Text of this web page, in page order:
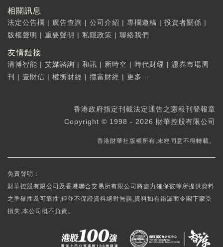
相關訊息
法定公告欄 | 廣告查詢 | 公司介紹 | 專欄邀稿 | 投資者關係 |
版權聲明 | 重要聲明 | 私隱政策 | 聯絡我們
友情鏈接
清博智能 | 艾媒諮詢 | 和訊 | 新時空 | 時代財經 | 證券市場周
刊
| 壹財信 | 權衡財經 | 攬富財經 | 更多...
香港政府指定刊載法定通告之憲報刊登報章
Copyright © 1998 - 2026 財華控股有限公司
香港財華社版權所有,未經同意不得轉載。
免責聲明：
財華控股有限公司及香港聯合交易所有限公司將盡力確保彼等所提供資料
之準確性及可靠性,但並不保證資料絕對無誤,資料如有錯漏而令閣下蒙受
損失,本公司概不負責。